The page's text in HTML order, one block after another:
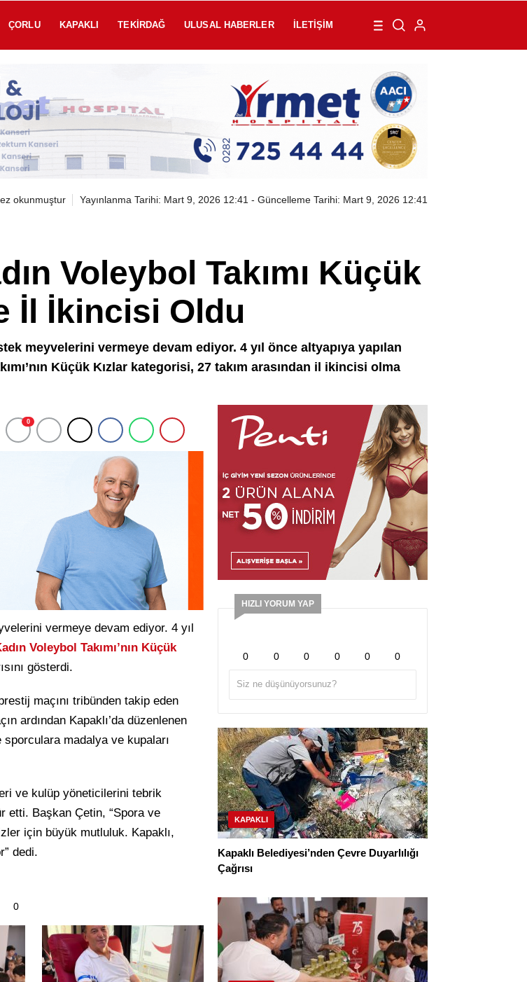
ÇORLU KAPAKLI TEKIRDAĞ ULUSAL HABERLER İLETIŞIM
okunmuştur Yayınlanma Tarihi: Mart 9, 2026 12:41 - Güncelleme Tarihi: Mart 9, 2026 12:41
Voleybol Takımı Küçük
İl İkincisi Oldu
meyvelerini vermeye devam ediyor. 4 yıl önce altyapıya yapılan
Küçük Kızlar kategorisi, 27 takım arasından il ikincisi olma
0
vermeye devam ediyor. 4 yıl
Voleybol Takımı’nın Küçük
gösterdi.
maçını tribünden takip eden
ardından Kapaklı’da düzenlenen
sporculara madalya ve kupaları
ve kulüp yöneticilerini tebrik
etti. Başkan Çetin, “Spora ve
için büyük mutluluk. Kapaklı,
dedi.
0
HIZLI YORUM YAP
0 0 0 0 0 0
KAPAKLI
Kapaklı Belediyesi’nden Çevre Duyarlılığı
Çağrısı